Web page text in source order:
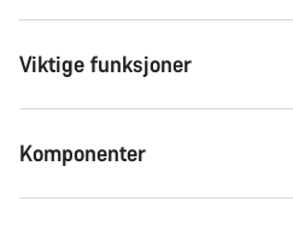
Viktige funksjoner
Komponenter